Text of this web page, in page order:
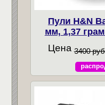
Пули H&N
мм, 1,37
Цена 3400